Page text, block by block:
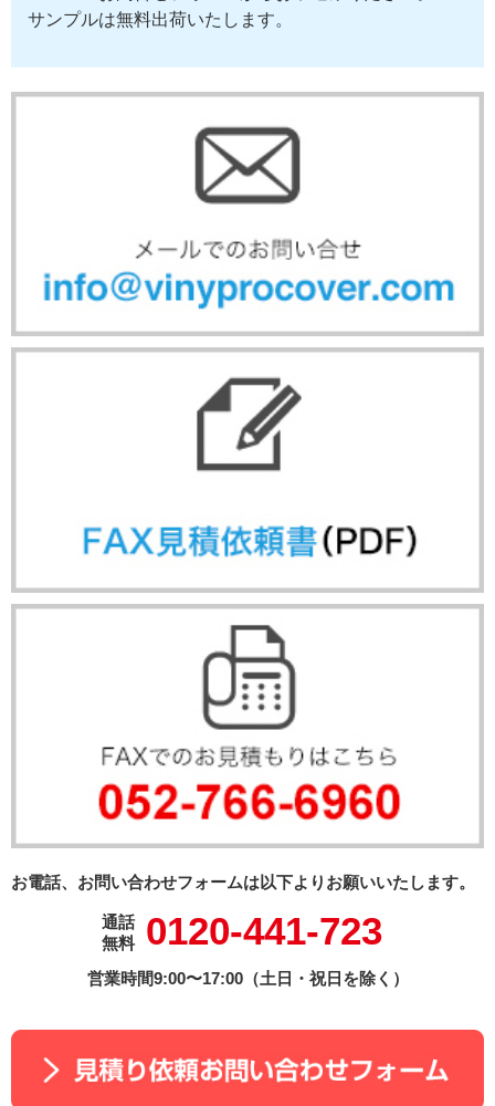
サンプルは無料出荷いたします。
お電話、お問い合わせフォームは以下よりお願いいたします。
通話
無料
0120-441-723
営業時間9:00〜17:00（土日・祝日を除く）